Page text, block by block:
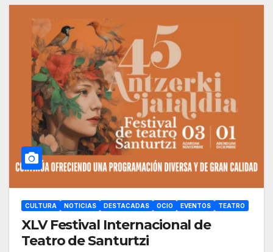
CULTURA NOTICIAS DESTACADAS OCIO EVENTOS TEATRO
XLV Festival Internacional de
Teatro de Santurtzi